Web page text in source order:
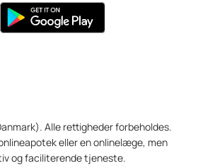
Alle rettigheder forbeholdes.
eller en onlinelæge, men
og faciliterende tjeneste.